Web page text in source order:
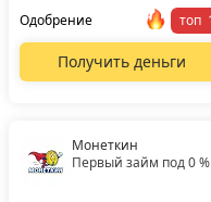
Одобрение
топ
Получить деньги
Монеткин
Первый займ под 0 %